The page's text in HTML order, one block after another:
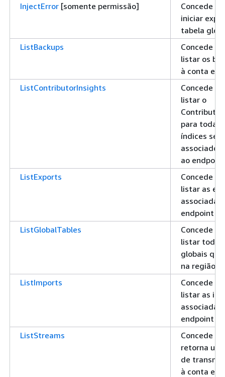
InjectError [somente permissão]
Concede
iniciar
tabela
ListBackups
Concede
listar os
à conta e
ListContributorInsights
Concede
listar o
para todas
índices
ao endpoint
ListExports
Concede
listar as
associadas
endpoint
ListGlobalTables
Concede
listar
globais
na região
ListImports
Concede
listar as
associadas
endpoint
ListStreams
Concede
retorna
de
à conta e